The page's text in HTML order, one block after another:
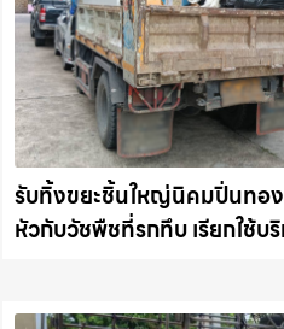
รับทิ้งขยะชิ้นใหญ่นิคมปิ่นทอ
หัวกับวัชพืชที่รกทึบ เรียกใช้บ